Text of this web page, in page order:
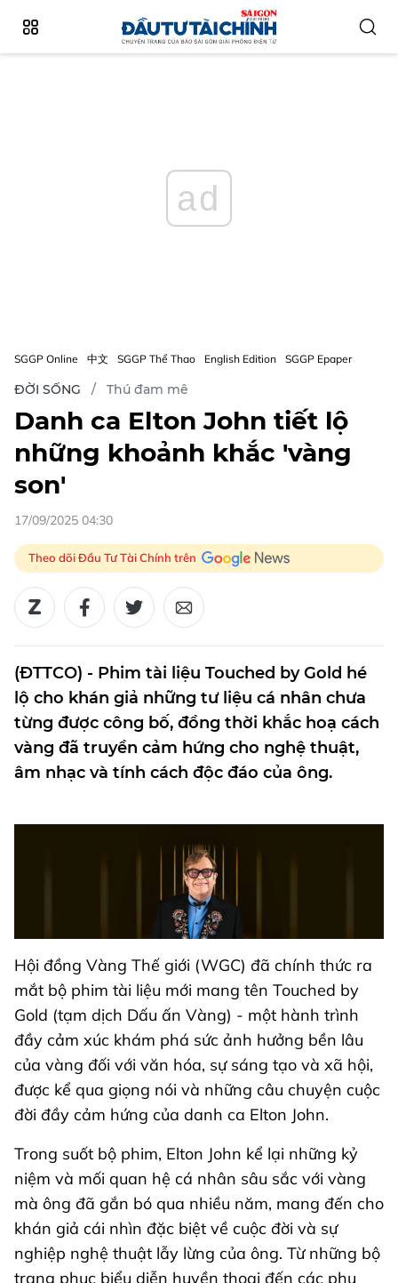
ad
SGGP Online 中文 SGGP Thể Thao English Edition SGGP Epaper
ĐỜI SỐNG Thú đam mê
Danh ca Elton John tiết lộ
những khoảnh khắc 'vàng
son'
17/09/2025 04:30
Theo dõi Đầu Tư Tài Chính trên
(ĐTTCO) - Phim tài liệu Touched by Gold hé
lộ cho khán giả những tư liệu cá nhân chưa
từng được công bố, đồng thời khắc hoạ cách
vàng đã truyền cảm hứng cho nghệ thuật,
âm nhạc và tính cách độc đáo của ông.
Hội đồng Vàng Thế giới (WGC) đã chính thức ra
mắt bộ phim tài liệu mới mang tên Touched by
Gold (tạm dịch Dấu ấn Vàng) - một hành trình
đầy cảm xúc khám phá sức ảnh hưởng bền lâu
của vàng đối với văn hóa, sự sáng tạo và xã hội,
được kể qua giọng nói và những câu chuyện cuộc
đời đầy cảm hứng của danh ca Elton John.
Trong suốt bộ phim, Elton John kể lại những kỷ
niệm và mối quan hệ cá nhân sâu sắc với vàng
mà ông đã gắn bó qua nhiều năm, mang đến cho
khán giả cái nhìn đặc biệt về cuộc đời và sự
nghiệp nghệ thuật lẫy lừng của ông. Từ những bộ
trang phục biểu diễn huyền thoại đến các phụ